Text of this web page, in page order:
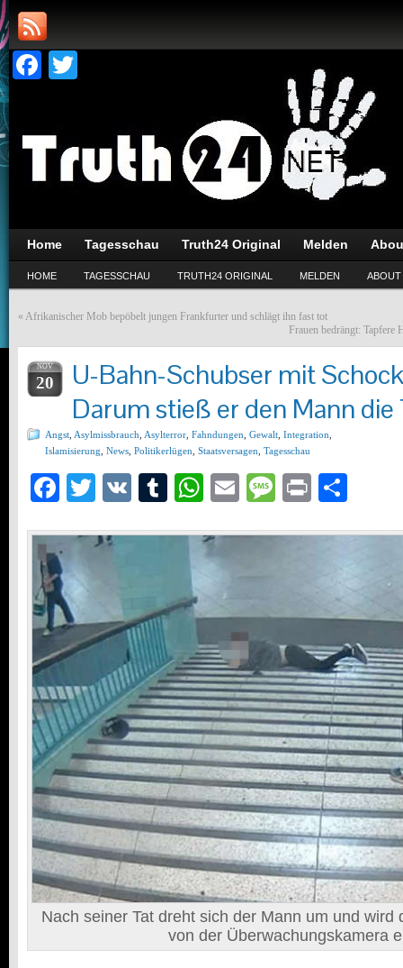
Facebook
Home Tagesschau Truth24 Original Melden
HOME TAGESSCHAU TRUTH24 ORIGINAL MELDEN ABOUT
« Afrikanischer Mob bepöbelt jungen Frankfurter und schlägt ihn fast tot
Frauen bedrängt:
NOV
20
U-Bahn-Schubser mit
Darum stieß er den Mann
Angst Asylmissbrauch Asylterror Fahndungen Gewalt Integration
Islamisierung News Politikerlügen Staatsversagen Tagesschau
Facebook
Twitter
VK Tumblr
WhatsApp
EmailMessage
Print
Nach seiner Tat dreht sich der Mann um und wird
von der Überwachungskamera